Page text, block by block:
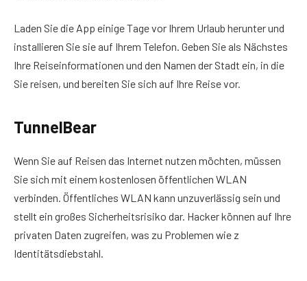
Laden Sie die App einige Tage vor Ihrem Urlaub herunter und
installieren Sie sie auf Ihrem Telefon. Geben Sie als Nächstes
Ihre Reiseinformationen und den Namen der Stadt ein, in die
Sie reisen, und bereiten Sie sich auf Ihre Reise vor.
TunnelBear
Wenn Sie auf Reisen das Internet nutzen möchten, müssen
Sie sich mit einem kostenlosen öffentlichen WLAN
verbinden. Öffentliches WLAN kann unzuverlässig sein und
stellt ein großes Sicherheitsrisiko dar. Hacker können auf Ihre
privaten Daten zugreifen, was zu Problemen wie z
Identitätsdiebstahl.